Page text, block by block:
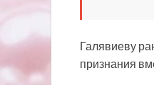
Галявиеву
признания